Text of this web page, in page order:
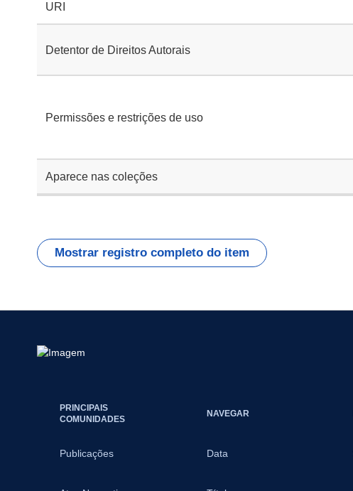
URI
Detentor de Direitos Autorais
Permissões e restrições de uso
Aparece nas coleções
Mostrar registro completo do item
PRINCIPAIS
COMUNIDADES
Publicações
NAVEGAR
Data